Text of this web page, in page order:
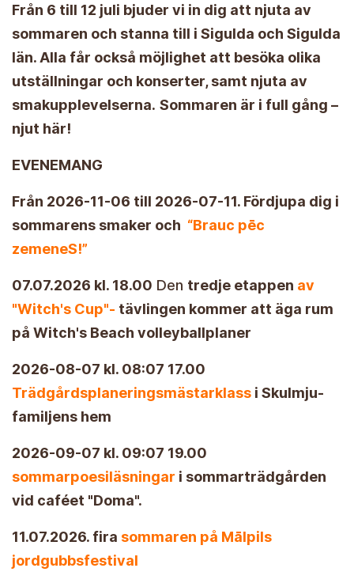
Från 6 till 12 juli bjuder vi in dig att njuta av
sommaren och stanna till i Sigulda och Sigulda
län. Alla får också möjlighet att besöka olika
utställningar och konserter, samt njuta av
smakupplevelserna. Sommaren är i full gång –
njut här!
EVENEMANG
Från 2026-11-06 till 2026-07-11. Fördjupa dig i
sommarens smaker och “Brauc pēc
zemeneS!”
07.07.2026 kl. 18.00 Den tredje etappen av
"Witch's Cup"- tävlingen kommer att äga rum
på Witch's Beach volleyballplaner
2026-08-07 kl. 08:07 17.00
Trädgårdsplaneringsmästarklass i Skulmju-
familjens hem
2026-09-07 kl. 09:07 19.00
sommarpoesiläsningar i sommarträdgården
vid caféet "Doma".
11.07.2026. fira sommaren på Mālpils
jordgubbsfestival